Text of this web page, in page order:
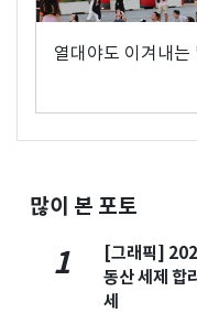
열대야도 이겨내는
많이 본 포토
1
[그래픽]
동산 세제 합
세